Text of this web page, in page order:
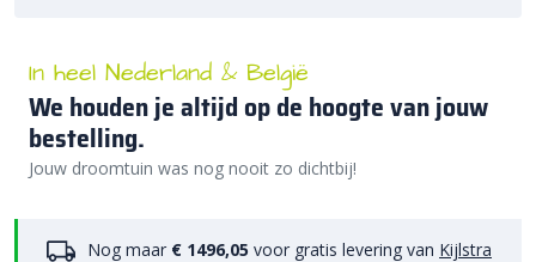
In heel Nederland & België
We houden je altijd op de hoogte van jouw
bestelling.
Jouw droomtuin was nog nooit zo dichtbij!
Nog maar € 1496,05 voor gratis levering van Kijlstra